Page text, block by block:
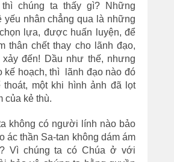
chúng ta thấy gì? Những
yếu nhân chẳng qua là những
lựa, được huấn luyện, để
thân chết thay cho lãnh đạo,
đến! Dầu như thế, nhưng
kế hoạch, thì lãnh đạo nào đó
thoát, một khi hình ảnh đã lọt
của kẻ thù.
có người lính nào bảo
ác thần Sa-tan không dám ám
Vì chúng ta có Chúa ở với